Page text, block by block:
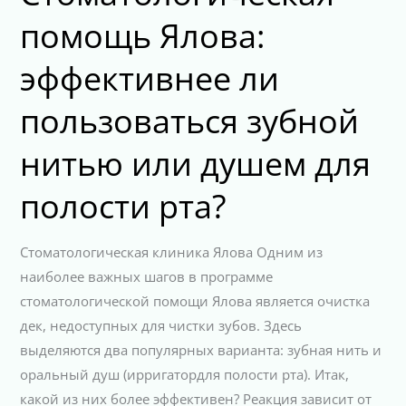
помощь Ялова:
эффективнее ли
пользоваться зубной
нитью или душем для
полости рта?
Стоматологическая клиника Ялова Одним из
наиболее важных шагов в программе
стоматологической помощи Ялова является очистка
дек, недоступных для чистки зубов. Здесь
выделяются два популярных варианта: зубная нить и
оральный душ (ирригатордля полости рта). Итак,
какой из них более эффективен? Реакция зависит от